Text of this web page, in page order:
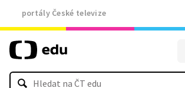
portály České televize